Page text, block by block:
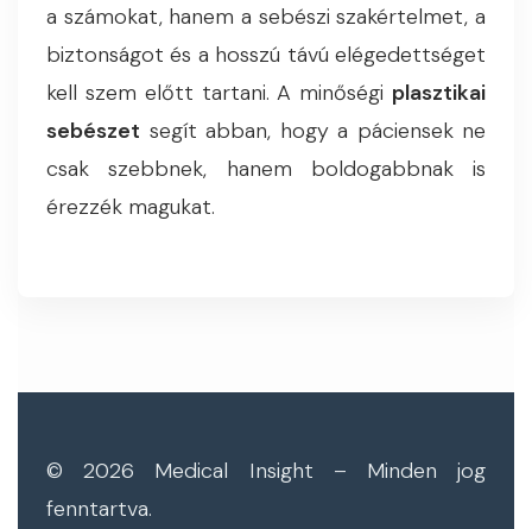
a számokat, hanem a sebészi szakértelmet, a
biztonságot és a hosszú távú elégedettséget
kell szem előtt tartani. A minőségi plasztikai
sebészet segít abban, hogy a páciensek ne
csak szebbnek, hanem boldogabbnak is
érezzék magukat.
© 2026 Medical Insight – Minden jog
fenntartva.